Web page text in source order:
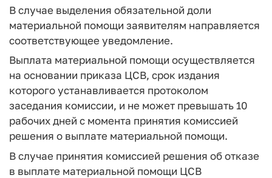
В случае выделения обязательной доли
материальной помощи заявителям направляется
соответствующее уведомление.
Выплата материальной помощи осуществляется
на основании приказа ЦСВ, срок издания
которого устанавливается протоколом
заседания комиссии, и не может превышать 10
рабочих дней с момента принятия комиссией
решения о выплате материальной помощи.
В случае принятия комиссией решения об отказе
в выплате материальной помощи ЦСВ